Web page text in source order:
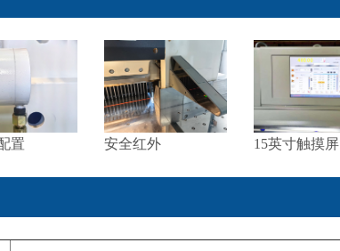
置 安全红外 15英寸触摸屏